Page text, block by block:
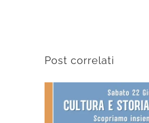
Post correlati